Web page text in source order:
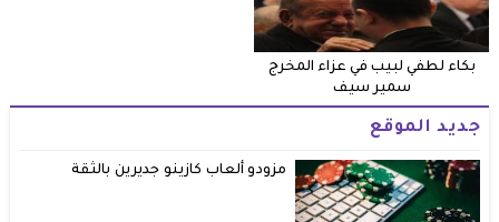
بكاء لطفي لبيب في عزاء المخرج
سمير سيف
جديد الموقع
مزودو ألعاب كازينو جديرين بالثقة